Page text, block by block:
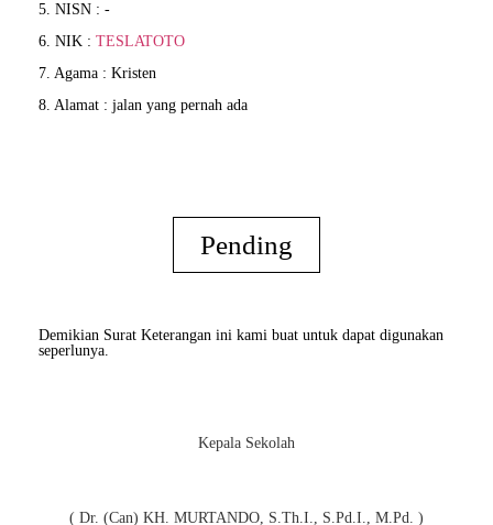
5. NISN : -
6. NIK : TESLATOTO
7. Agama : Kristen
8. Alamat : jalan yang pernah ada
Pending
Demikian Surat Keterangan ini kami buat untuk dapat digunakan
seperlunya.
Kepala Sekolah
( Dr. (Can) KH. MURTANDO, S.Th.I., S.Pd.I., M.Pd. )